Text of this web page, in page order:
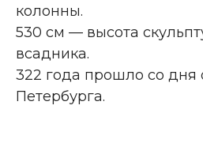
колонны.
530 см — высота
всадника.
322 года прошло со дня
Петербурга.